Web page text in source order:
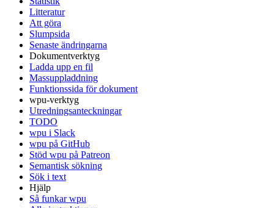
Litteratur
Att göra
Slumpsida
Senaste ändringarna
Dokumentverktyg
Ladda upp en fil
Massuppladdning
Funktionssida för dokument
wpu-verktyg
Utredningsanteckningar
TODO
wpu i Slack
wpu på GitHub
Stöd wpu på Patreon
Semantisk sökning
Sök i text
Hjälp
Så funkar wpu